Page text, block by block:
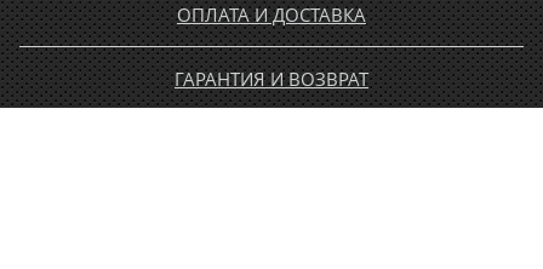
ОПЛАТА И ДОСТАВКА
ГАРАНТИЯ И ВОЗВРАТ